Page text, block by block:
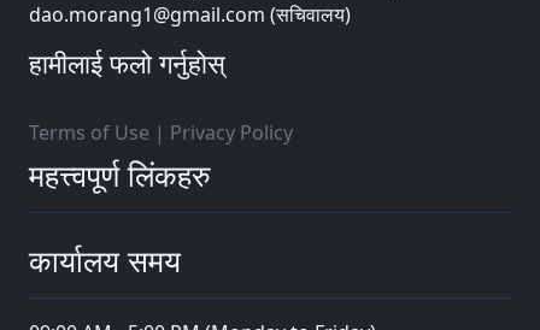
dao.morang1@gmail.com (सचिवालय)
हामीलाई फलो गर्नुहोस्
Terms of Use | Privacy Policy
महत्त्वपूर्ण लिंकहरु
कार्यालय समय